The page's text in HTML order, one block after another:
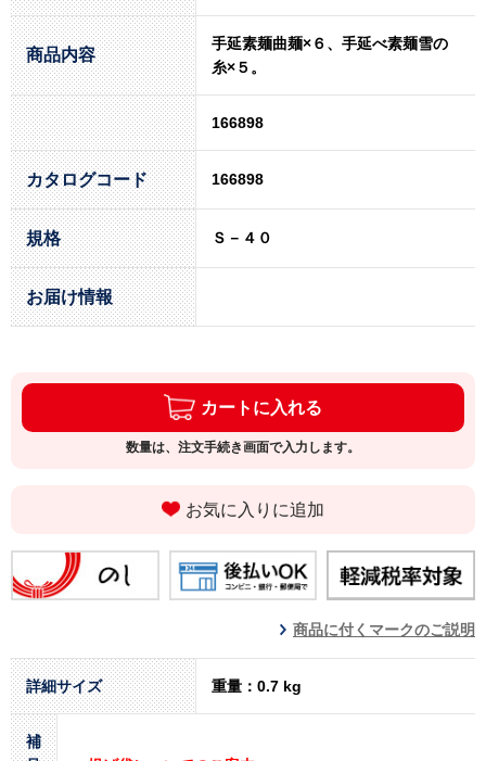
商品内容
手延素麺曲麺×６、手延べ素麺雪の
糸×５。
166898
カタログコード 166898
規格 Ｓ－４０
お届け情報
カートに入れる
数量は、注文手続き画面で入力します。
お気に入りに追加
商品に付くマークのご説明
詳細サイズ 重量：0.7 kg
補